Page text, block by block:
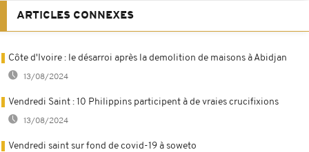
ARTICLES CONNEXES
Côte d'Ivoire : le désarroi après la demolition de maisons à Abidjan
13/08/2024
Vendredi Saint : 10 Philippins participent à de vraies crucifixions
13/08/2024
Vendredi saint sur fond de covid-19 à soweto